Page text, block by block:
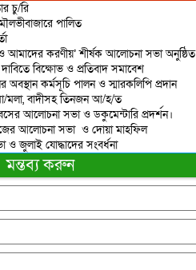
চু/রি
পালিত
আমাদের করণীয়’ শীর্ষক আলোচনা সভা অনুষ্ঠিত
বিক্ষোভ ও প্রতিবাদ সমাবেশ
কর্মসূচি পালন ও স্মারকলিপি প্রদান
মলা, বাদীসহ তিনজন আ/হ/ত
আলোচনা সভা ও ডকুমেন্টারি প্রদর্শন।
আলোচনা সভা ও দোয়া মাহফিল
জুলাই যোদ্ধাদের সংবর্ধনা
মন্তব্য করুন